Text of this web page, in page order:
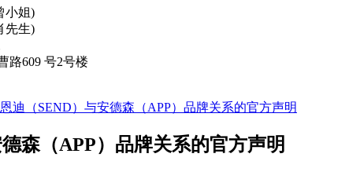
小姐)
先生)
路609 号2号楼
迪（SEND）与安德森（APP）品牌关系的官方声明
森（APP）品牌关系的官方声明